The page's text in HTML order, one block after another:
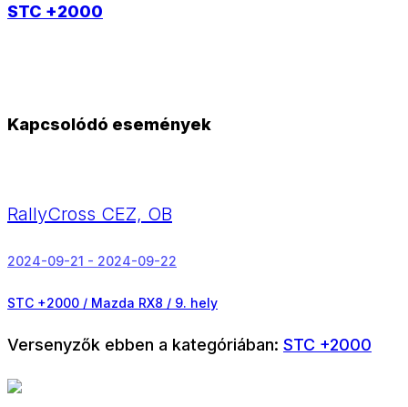
STC +2000
Kapcsolódó események
RallyCross CEZ, OB
2024-09-21 - 2024-09-22
STC +2000 / Mazda RX8 / 9. hely
Versenyzők ebben a kategóriában: STC +2000